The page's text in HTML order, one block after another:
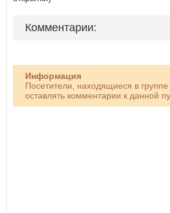
Комментарии:
Информация
Посетители, находящиеся в группе
оставлять комментарии к данной